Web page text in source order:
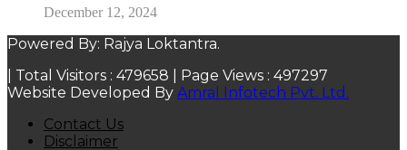
December 12, 2024
Powered By: Rajya Loktantra.
| Total Visitors : 479658 | Page Views : 497297
Website Developed By Amral Infotech Pvt. Ltd.
Contact Us
Disclaimer